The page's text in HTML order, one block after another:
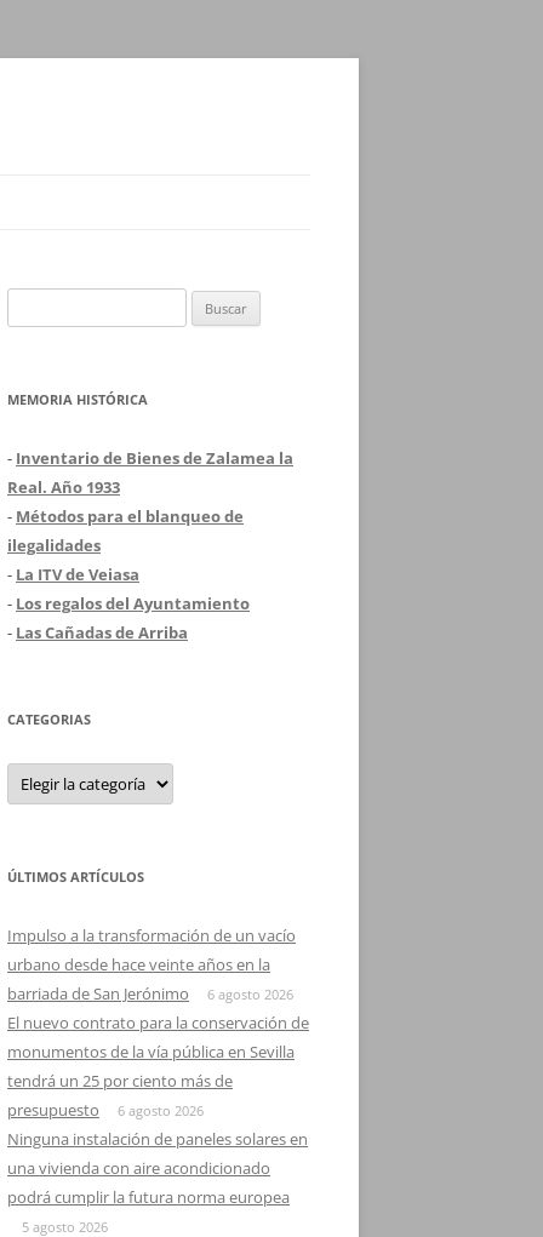
MEMORIA HISTÓRICA
- Inventario de Bienes de Zalamea la
Real. Año 1933
- Métodos para el blanqueo de
ilegalidades
- La ITV de Veiasa
- Los regalos del Ayuntamiento
- Las Cañadas de Arriba
CATEGORIAS
Categorias
ÚLTIMOS ARTÍCULOS
Impulso a la transformación de un vacío
urbano desde hace veinte años en la
barriada de San Jerónimo
6 agosto 2026
El nuevo contrato para la conservación de
monumentos de la vía pública en Sevilla
tendrá un 25 por ciento más de
presupuesto
6 agosto 2026
Ninguna instalación de paneles solares en
una vivienda con aire acondicionado
podrá cumplir la futura norma europea
5 agosto 2026